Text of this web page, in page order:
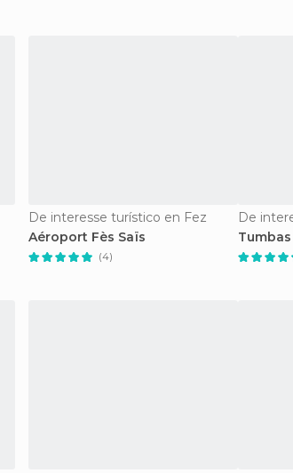
De interesse turístico en Fez
Aéroport Fès Saïs
(4)
De